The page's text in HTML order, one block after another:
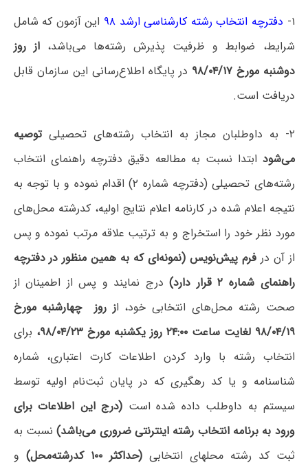
۱- دفترچه انتخاب رشته‌ کارشناسی ارشد ۹۸
این آزمون که شامل
شرایط، ضوابط و ظرفیت پذیرش رشته‌ها می‌باشد، از روز
دو‌شنبه مورخ ۹۸/۰۴/۱۷
در پایگاه اطلاع‌رسانی این سازمان قابل
دریافت است.
۲- به داوطلبان مجاز به انتخاب رشته‌های تحصیلی
توصیه
می‌شود ابتدا نسبت به مطالعه دقیق دفترچه راهنمای انتخاب
رشته‌های تحصیلی (دفترچه شماره ۲) اقدام نموده و با توجه به
نتیجه اعلام شده در کارنامه اعلام نتایج اولیه، کدرشته محل‌های
مورد نظر خود را استخراج و به ترتیب علاقه مرتب نموده و پس
از آن در فرم پیش‌نویس (نمونه‌ای که به همین منظور در دفترچه
راهنمای شماره ۲ قرار دارد
)درج نمایند و پس از اطمینان از
صحت رشته محل‌های انتخابی خود، از روز چهار‌شنبه مورخ
۹۸/۰۴/۱۹ لغایت ساعت ۲۴:۰۰ روز یکشنبه مورخ ۹۸/۰۴/۲۳،
برای
انتخاب رشته با وارد کردن اطلاعات کارت اعتباری، شماره
شناسنامه و یا کد رهگیری که در پایان ثبت‌نام اولیه توسط
سیستم به داوطلب داده شده است (درج این اطلاعات برای
ورود به برنامه انتخاب رشته اینترنتی ضروری می‌باشد)نسبت به
ثبت کد رشته محلهای انتخابی (حداکثر ۱۰۰ کدرشته‌محل ) و